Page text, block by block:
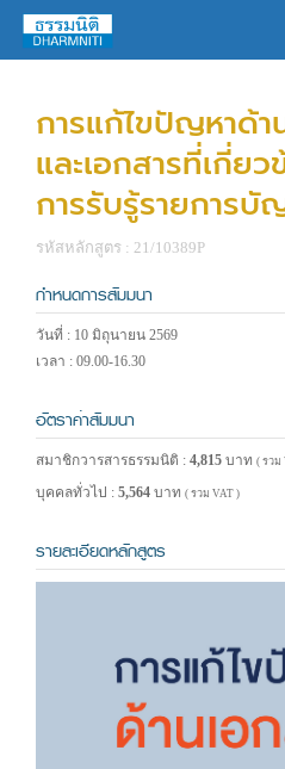
การแก้ไขปัญหาด้
และเอกสารที่เกี่ย
การรับรู้รายการบั
รหัสหลักสูตร : 21/10389P
กำหนดการสัมมนา
วันที่ : 10 มิถุนายน 2569
เวลา : 09.00-16.30
อัตราค่าสัมมนา
สมาชิกวารสารธรรมนิติ : 4,815 บาท ( รวม
บุคคลทั่วไป : 5,564 บาท ( รวม VAT )
รายละเอียดหลักสูตร